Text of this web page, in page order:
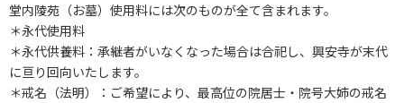
堂内陵苑（お墓）使用料には次のものが全て含まれます。
＊永代使用料
＊永代供養料：承継者がいなくなった場合は合祀し、興安寺が末代
に亘り回向いたします。
＊戒名（法明）：ご希望により、最高位の院居士・院号大姉の戒名